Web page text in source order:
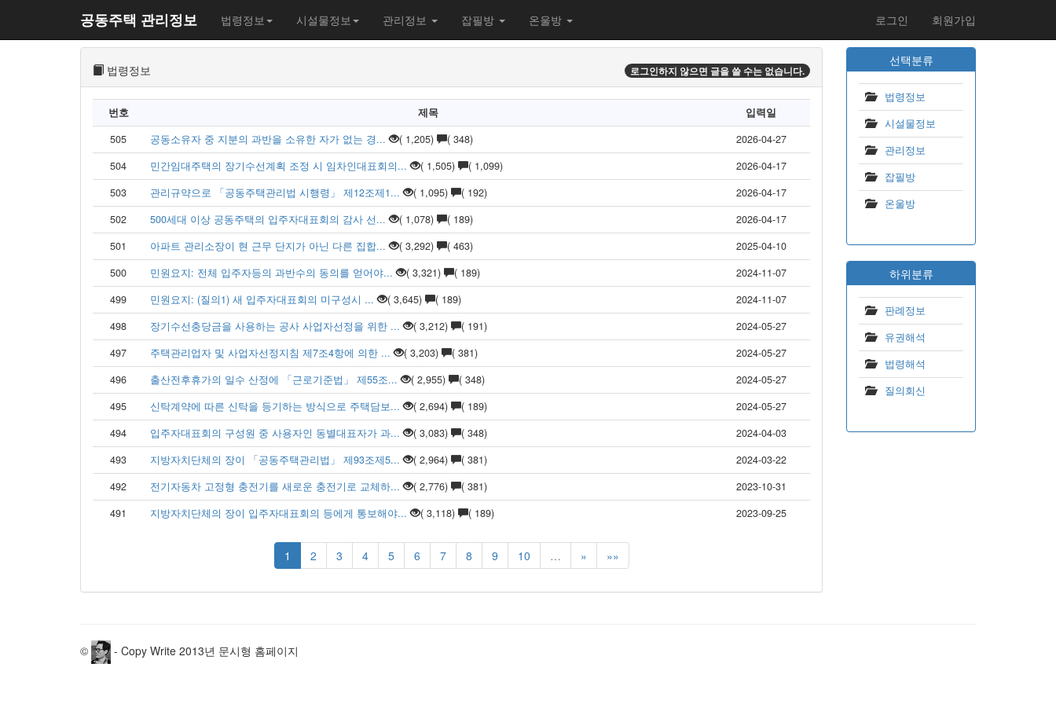
공동주택 관리정보 법령정보 시설물정보 관리정보 잡필방 온울방 로그인 회원가입
법령정보 로그인하지 않으면 글을 쓸 수는 없습니다.
번호 제목
입력일
505
공동소유자 중 지분의 과반을 소유한 자가 없는 경... ( 1,205) ( 348)
2026-04-27
504
민간임대주택의 장기수선계획 조정 시 임차인대표회의... ( 1,505) ( 1,099)
2026-04-17
503
관리규약으로 「공동주택관리법 시행령」 제12조제1... ( 1,095) ( 192)
2026-04-17
502
500세대 이상 공동주택의 입주자대표회의 감사 선... ( 1,078) ( 189)
2026-04-17
501
아파트 관리소장이 현 근무 단지가 아닌 다른 집합... ( 3,292) ( 463)
2025-04-10
500
민원요지: 전체 입주자등의 과반수의 동의를 얻어야... ( 3,321) ( 189)
2024-11-07
499
민원요지: (질의1) 새 입주자대표회의 미구성시 ... ( 3,645) ( 189)
2024-11-07
498
장기수선충당금을 사용하는 공사 사업자선정을 위한 ... ( 3,212) ( 191)
2024-05-27
497
주택관리업자 및 사업자선정지침 제7조4항에 의한 ... ( 3,203) ( 381)
2024-05-27
496
출산전후휴가의 일수 산정에 「근로기준법」 제55조... ( 2,955) ( 348)
2024-05-27
495
신탁계약에 따른 신탁을 등기하는 방식으로 주택담보... ( 2,694) ( 189)
2024-05-27
494
입주자대표회의 구성원 중 사용자인 동별대표자가 과... ( 3,083) ( 348)
2024-04-03
493
지방자치단체의 장이 「공동주택관리법」 제93조제5... ( 2,964) ( 381)
2024-03-22
492
전기자동차 고정형 충전기를 새로운 충전기로 교체하... ( 2,776) ( 381)
2023-10-31
491
지방자치단체의 장이 입주자대표회의 등에게 통보해야... ( 3,118) ( 189) 2023-09-25
1 2 3 4 5 6 7 8 9 10 … » »»
선택분류
법령정보
시설물정보
관리정보
잡필방
온울방
하위분류
판례정보
유권해석
법령해석
질의회신
© - Copy Write 2013년 문시형 홈페이지